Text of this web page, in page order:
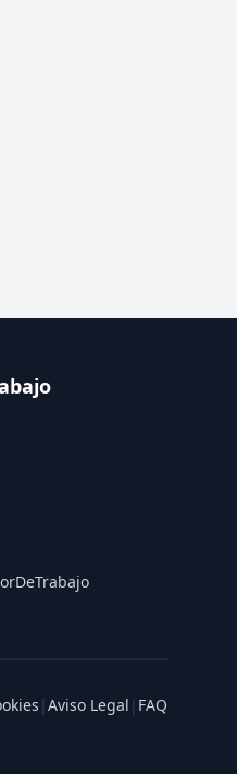
| Aviso Legal | FAQ